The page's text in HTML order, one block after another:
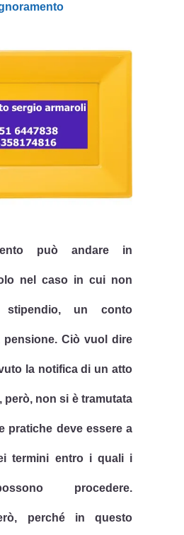
può andare in
nel caso in cui non
stipendio, un conto
Ciò vuol dire
la notifica di un atto
però, non si è tramutata
pratiche deve essere a
termini entro i quali i
procedere.
perché in questo